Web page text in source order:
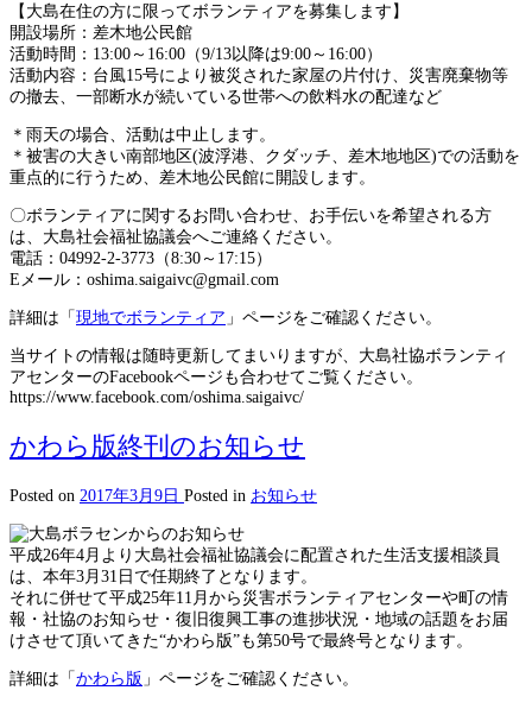
【大島在住の方に限ってボランティアを募集します】
開設場所：差木地公民館
活動時間：13:00～16:00（9/13以降は9:00～16:00）
活動内容：台風15号により被災された家屋の片付け、災害廃棄物等
の撤去、一部断水が続いている世帯への飲料水の配達など
＊雨天の場合、活動は中止します。
＊被害の大きい南部地区(波浮港、クダッチ、差木地地区)での活動を
重点的に行うため、差木地公民館に開設します。
〇ボランティアに関するお問い合わせ、お手伝いを希望される方
は、大島社会福祉協議会へご連絡ください。
電話：04992-2-3773（8:30～17:15）
Eメール：oshima.saigaivc@gmail.com
詳細は「現地でボランティア 」ページをご確認ください。
当サイトの情報は随時更新してまいりますが、大島社協ボランティ
アセンターのFacebookページも合わせてご覧ください。
https://www.facebook.com/oshima.saigaivc/
かわら版終刊のお知らせ
Posted on 2017年3月9日 Posted in お知らせ
平成26年4月より大島社会福祉協議会に配置された生活支援相談員
は、本年3月31日で任期終了となります。
それに併せて平成25年11月から災害ボランティアセンターや町の情
報・社協のお知らせ・復旧復興工事の進捗状況・地域の話題をお届
けさせて頂いてきた“かわら版”も第50号で最終号となります。
詳細は「 かわら版 」ページをご確認ください。